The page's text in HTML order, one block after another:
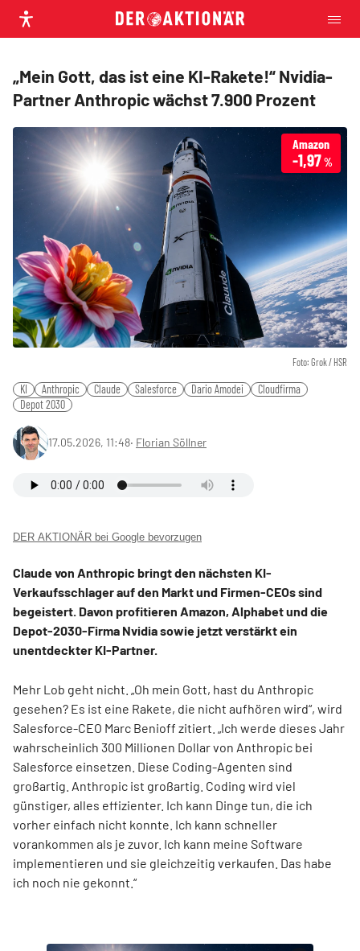
„Mein Gott, das ist eine KI-Rakete!“ Nvidia-
Partner Anthropic wächst 7.900 Prozent
Foto: Grok / HSR
Amazon
-1,97%
KI Anthropic Claude Salesforce Dario Amodei
Cloudfirma
Depot 2030
17.05.2026, 11:48‧ Florian Söllner
DER AKTIONÄR bei Google bevorzugen
Claude von Anthropic bringt den nächsten KI-
Verkaufsschlager auf den Markt und Firmen-CEOs sind
begeistert. Davon profitieren Amazon, Alphabet und die
Depot-2030-Firma Nvidia sowie jetzt verstärkt ein
unentdeckter KI-Partner.
Mehr Lob geht nicht. „Oh mein Gott, hast du Anthropic
gesehen? Es ist eine Rakete, die nicht aufhören wird“, wird
Salesforce-CEO Marc Benioff zitiert. „Ich werde dieses Jahr
wahrscheinlich 300 Millionen Dollar von Anthropic bei
Salesforce einsetzen. Diese Coding-Agenten sind
großartig. Anthropic ist großartig. Coding wird viel
günstiger, alles effizienter. Ich kann Dinge tun, die ich
vorher einfach nicht konnte. Ich kann schneller
vorankommen als je zuvor. Ich kann meine Software
implementieren und sie gleichzeitig verkaufen. Das habe
ich noch nie gekonnt.“